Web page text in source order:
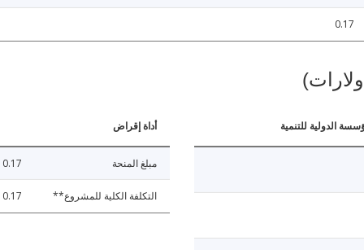
0.17
الدولية للتنمية أداة إقراض
مبلغ المنحة 0.17
التكلفة الكلية للمشروع** 0.17